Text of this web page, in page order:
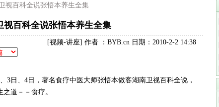
视百科全说张悟本养生全集
视百科全说张悟本养生全集
[视频-讲座] 作者 ：BYB.cn 日期：2010-2-2 14:38
3日、4日，著名食疗中医大师张悟本做客湖南卫视百科全说，
道－－食疗。